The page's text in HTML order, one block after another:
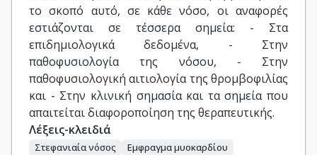
το σκοπό αυτό, σε κάθε νόσο, οι αναφορές
εστιάζονται σε τέσσερα σημεία: - Στα
επιδημιολογικά δεδομένα, - Στην
παθοφυσιολογία της νόσου, - Στην
παθοφυσιολογική αιτιολογία της θρομβοφιλίας
και - Στην κλινική σημασία και τα σημεία που
απαιτείται διαφοροποίηση της θεραπευτικής.
Λέξεις-κλειδιά
Στεφανιαία νόσος
Εμφραγμα μυοκαρδίου